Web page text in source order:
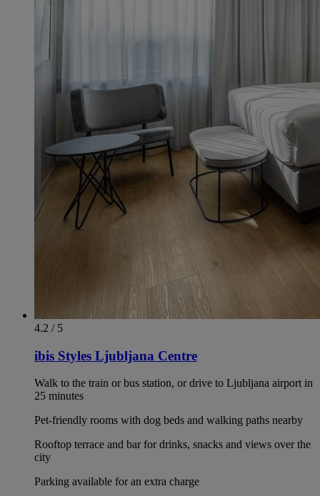
4.2 / 5
ibis Styles Ljubljana Centre
Walk to the train or bus station, or drive to Ljubljana airport in
25 minutes
Pet-friendly rooms with dog beds and walking paths nearby
Rooftop terrace and bar for drinks, snacks and views over the
city
Parking available for an extra charge